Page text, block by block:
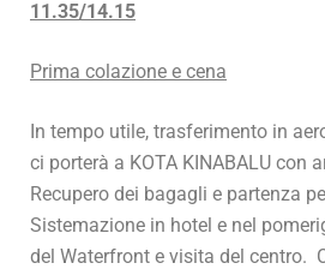
11.35/14.15
Prima colazione e cena
In tempo utile, trasferimento in
ci porterà a KOTA KINABALU con
Recupero dei bagagli e partenza
Sistemazione in hotel e nel
del Waterfront e visita del centro.